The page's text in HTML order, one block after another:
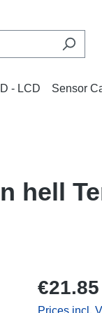
- LCD Sensor
hell
Regular price:
€21.85
Prices incl.